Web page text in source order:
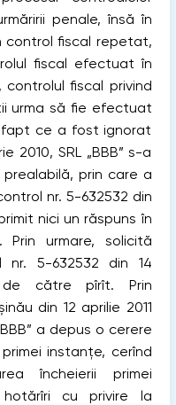
penale, însă în
ﬁscal repetat,
ﬁscal efectuat în
controlul ﬁscal privind
urma să ﬁe efectuat
fapt ce a fost ignorat
2010, SRL „BBB” s-a
prin care a
nr. 5-632532 din
nici un răspuns în
urmare, solicită
nr. 5-632532 din 14
de către pîrît. Prin
din 12 aprilie 2011
a depus o cerere
instanţe, cerînd
încheierii primei
cu privire la